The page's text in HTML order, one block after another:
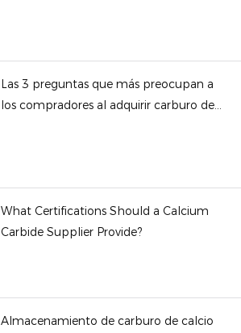
Las 3 preguntas que más preocupan a
los compradores al adquirir carburo de
What Certifications Should a Calcium
Carbide Supplier Provide?
Almacenamiento de carburo de calcio